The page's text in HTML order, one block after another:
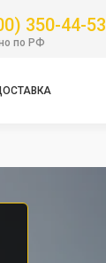
350-44-53
по РФ